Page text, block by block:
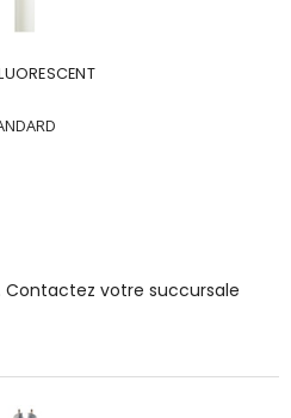
Contactez votre succursale